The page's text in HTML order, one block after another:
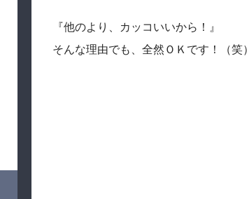
『他のより、カッコいいから！』
そんな理由でも、全然ＯＫです！（笑）